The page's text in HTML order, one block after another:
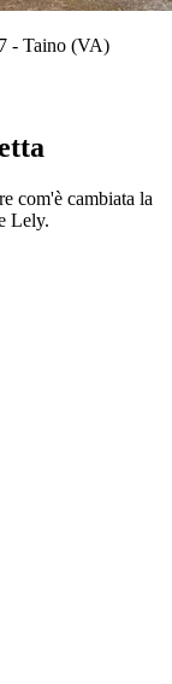
- Taino (VA)
com'è cambiata la
Lely.